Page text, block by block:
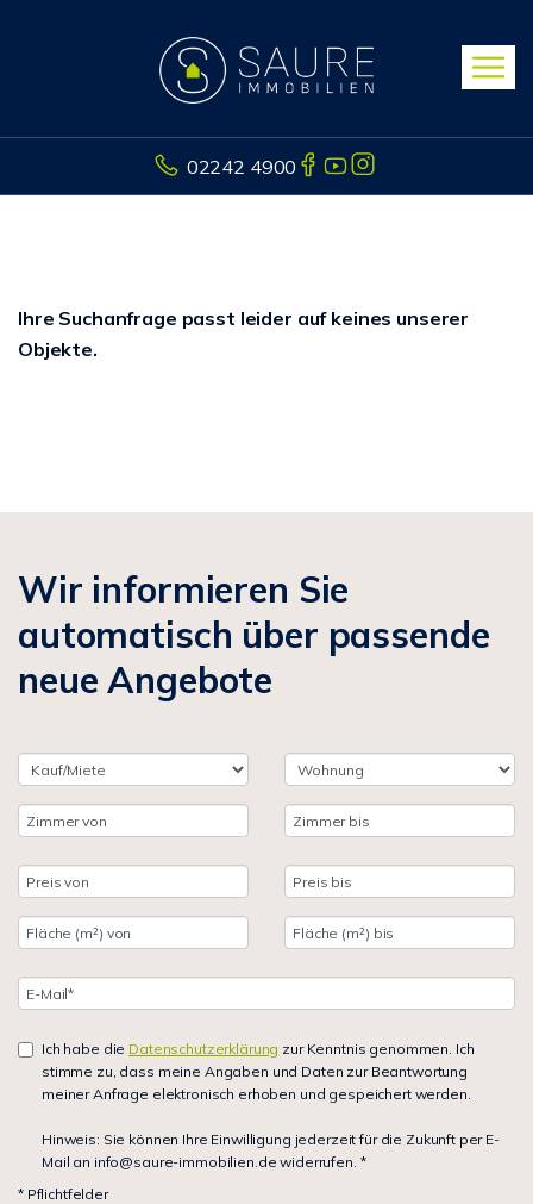
02242 4900
Ihre Suchanfrage passt leider auf keines unserer
Objekte.
Wir informieren Sie
automatisch über passende
neue Angebote
Ich habe die Datenschutzerklärung zur Kenntnis genommen. Ich
stimme zu, dass meine Angaben und Daten zur Beantwortung
meiner Anfrage elektronisch erhoben und gespeichert werden.
Hinweis: Sie können Ihre Einwilligung jederzeit für die Zukunft per E-
Mail an info@saure-immobilien.de widerrufen. *
* Pflichtfelder